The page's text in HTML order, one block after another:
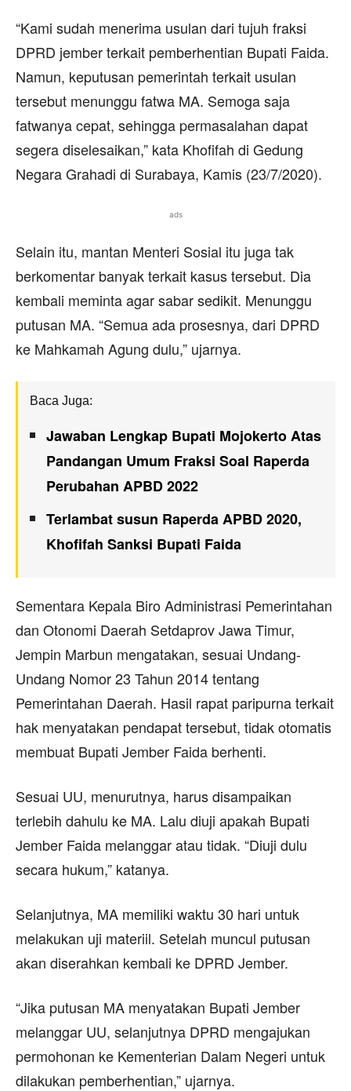
“Kami sudah menerima usulan dari tujuh fraksi
DPRD jember terkait pemberhentian Bupati Faida.
Namun, keputusan pemerintah terkait usulan
tersebut menunggu fatwa MA. Semoga saja
fatwanya cepat, sehingga permasalahan dapat
segera diselesaikan,” kata Khofifah di Gedung
Negara Grahadi di Surabaya, Kamis (23/7/2020).
ads
Selain itu, mantan Menteri Sosial itu juga tak
berkomentar banyak terkait kasus tersebut. Dia
kembali meminta agar sabar sedikit. Menunggu
putusan MA. “Semua ada prosesnya, dari DPRD
ke Mahkamah Agung dulu,” ujarnya.
Baca Juga:
Jawaban Lengkap Bupati Mojokerto Atas
Pandangan Umum Fraksi Soal Raperda
Perubahan APBD 2022
Terlambat susun Raperda APBD 2020,
Khofifah Sanksi Bupati Faida
Sementara Kepala Biro Administrasi Pemerintahan
dan Otonomi Daerah Setdaprov Jawa Timur,
Jempin Marbun mengatakan, sesuai Undang-
Undang Nomor 23 Tahun 2014 tentang
Pemerintahan Daerah. Hasil rapat paripurna terkait
hak menyatakan pendapat tersebut, tidak otomatis
membuat Bupati Jember Faida berhenti.
Sesuai UU, menurutnya, harus disampaikan
terlebih dahulu ke MA. Lalu diuji apakah Bupati
Jember Faida melanggar atau tidak. “Diuji dulu
secara hukum,” katanya.
Selanjutnya, MA memiliki waktu 30 hari untuk
melakukan uji materiil. Setelah muncul putusan
akan diserahkan kembali ke DPRD Jember.
“Jika putusan MA menyatakan Bupati Jember
melanggar UU, selanjutnya DPRD mengajukan
permohonan ke Kementerian Dalam Negeri untuk
dilakukan pemberhentian,” ujarnya.